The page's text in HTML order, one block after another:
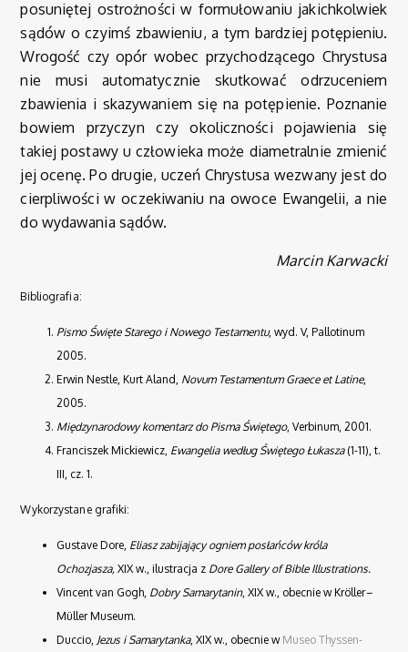
posuniętej ostrożności w formułowaniu jakichkolwiek
sądów o czyimś zbawieniu, a tym bardziej potępieniu.
Wrogość czy opór wobec przychodzącego Chrystusa
nie musi automatycznie skutkować odrzuceniem
zbawienia i skazywaniem się na potępienie. Poznanie
bowiem przyczyn czy okoliczności pojawienia się
takiej postawy u człowieka może diametralnie zmienić
jej ocenę. Po drugie, uczeń Chrystusa wezwany jest do
cierpliwości w oczekiwaniu na owoce Ewangelii, a nie
do wydawania sądów.
Marcin Karwacki
Bibliografia:
Pismo Święte Starego i Nowego Testamentu, wyd. V, Pallotinum
2005.
Erwin Nestle, Kurt Aland, Novum Testamentum Graece et Latine,
2005.
Międzynarodowy komentarz do Pisma Świętego, Verbinum, 2001.
Franciszek Mickiewicz, Ewangelia według Świętego Łukasza(1-11), t.
III, cz. 1.
Wykorzystane grafiki:
Gustave Dore, Eliasz zabijający ogniem posłańców króla
Ochozjasza,XIX w., ilustracja z Dore Gallery of Bible Illustrations.
Vincent van Gogh, Dobry Samarytanin, XIX w., obecnie wKröller–
MüllerMuseum.
Duccio, Jezus i Samarytanka, XIX w., obecnie w Museo Thyssen-